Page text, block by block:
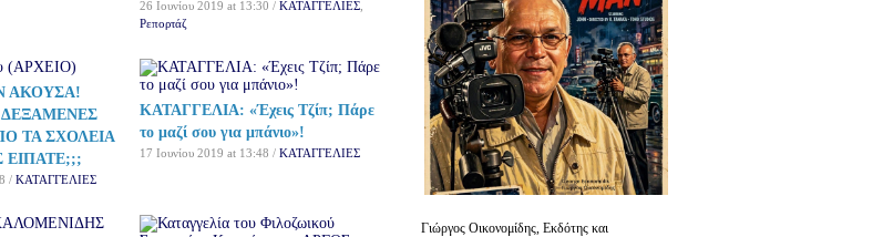
26 Ιουνίου 2019 at 13:30 / ΚΑΤΑΓΓΕΛΙΕΣ
Ρεπορτάζ
ΑΚΟΥΣΑ!
ΔΕΞΑΜΕΝΕΣ
ΤΑ ΣΧΟΛΕΙΑ
ΕΙΠΑΤΕ;;;
/ ΚΑΤΑΓΓΕΛΙΕΣ
ΚΑΤΑΓΓΕΛΙΑ: «Έχεις Τζίπ; Πάρε
το μαζί σου για μπάνιο»!
17 Ιουνίου 2019 at 13:48 / ΚΑΤΑΓΓΕΛΙΕΣ
Γιώργος Οικονομίδης, Εκδότης και